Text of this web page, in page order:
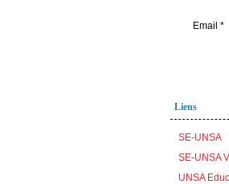
Email
Liens
SE-UNSA
SE-UNSA
UNSA